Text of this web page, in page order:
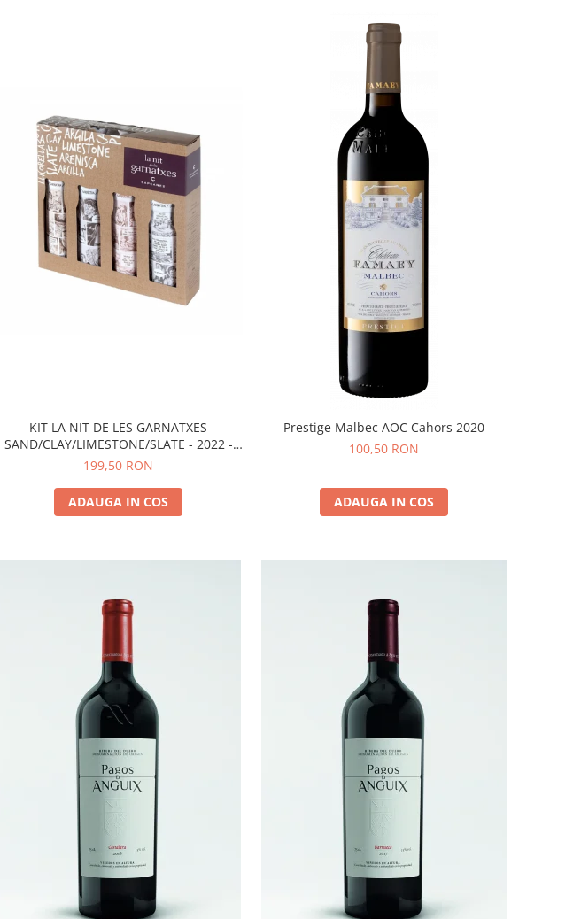
KIT LA NIT DE LES GARNATXES
SAND/CLAY/LIMESTONE/SLATE - 2022 -
MONTSANT D.O.
199,50 RON
ADAUGA IN COS
Prestige Malbec AOC Cahors 2020
100,50 RON
ADAUGA IN COS